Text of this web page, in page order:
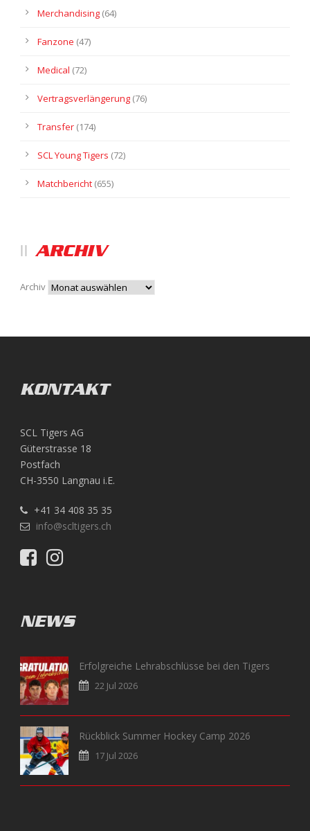
Merchandising (64)
Fanzone (47)
Medical (72)
Vertragsverlängerung (76)
Transfer (174)
SCL Young Tigers (72)
Matchbericht (655)
ARCHIV
Archiv
KONTAKT
SCL Tigers AG
Güterstrasse 18
Postfach
CH-3550 Langnau i.E.
+41 34 408 35 35
info@scltigers.ch
NEWS
Erfolgreiche Lehrabschlüsse bei den Tigers
22 Jul 2026
Rückblick Summer Hockey Camp 2026
17 Jul 2026